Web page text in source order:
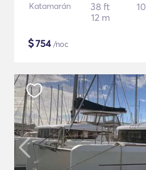
Katamarán
38 ft
12 m
10
$754/noc